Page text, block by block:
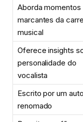
Aborda momentos
marcantes da
musical
Oferece insights
personalidade do
vocalista
Escrito por um
renomado